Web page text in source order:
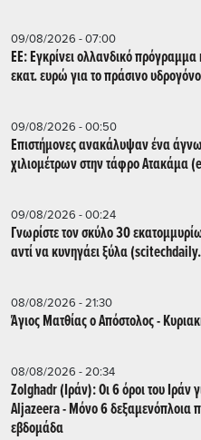
09/08/2026 - 07:00
ΕΕ: Εγκρίνει ολλανδικό
εκατ. ευρώ για το πράσινο υδρογόνο
09/08/2026 - 00:50
Επιστήμονες ανακάλυψαν ένα
χιλιομέτρων στην τάφρο Ατακάμα
09/08/2026 - 00:24
Γνωρίστε τον σκύλο 30
αντί να κυνηγάει ξύλα
08/08/2026 - 21:30
Άγιος Ματθίας ο Απόστολος -
08/08/2026 - 20:34
Zolghadr (Ιράν): Οι 6 όροι του Ιράν
Aljazeera - Mόνο 6 δεξαμενόπλοια
εβδομάδα